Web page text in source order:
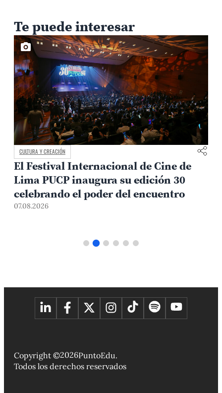
Te puede interesar
CAMPUS Y COMUNIDAD
Avances en el diálogo con los
representantes estudiantiles
07.08.2026
Copyright ©2026PuntoEdu.
Todos los derechos reservados